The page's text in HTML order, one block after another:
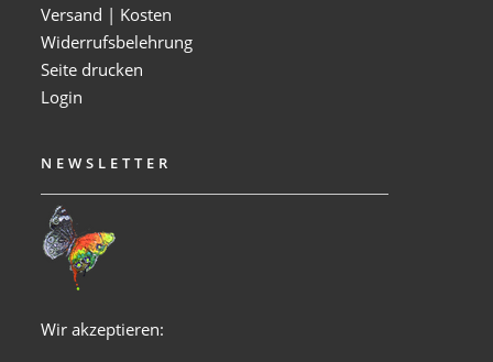
Versand | Kosten
Widerrufsbelehrung
Seite drucken
Login
NEWSLETTER
Wir akzeptieren: